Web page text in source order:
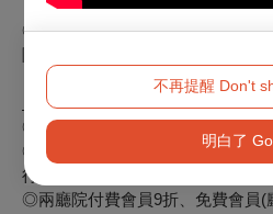
不再提醒 Don't
明白了
◎身心障礙人士及陪同者1名購票
※以下折扣不適用最低票價
◎凡單筆購買兩張(含)以上享75折
◎刷國泰世華銀行信用卡、中國
行信用卡、玉山銀行信用卡購票享
◎兩廳院付費會員9折、免費會員(